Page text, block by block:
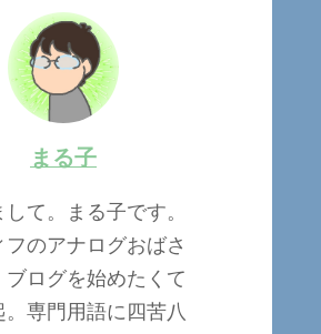
まる子
て。まる子です。
フのアナログおばさ
ブログを始めたくて
。専門用語に四苦八